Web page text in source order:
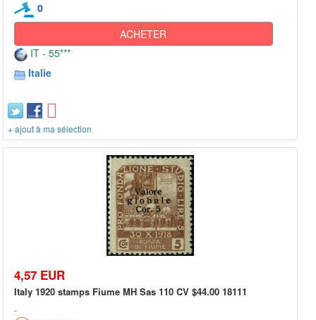
0
ACHETER
IT - 55***
Italie
+ ajout à ma sélection
4,57 EUR
Italy 1920 stamps Fiume MH Sas 110 CV $44.00 18111